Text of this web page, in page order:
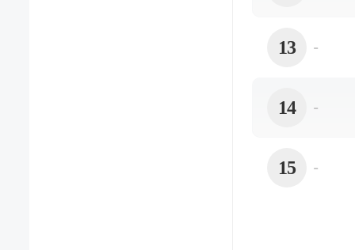
13 -
14 -
15 -